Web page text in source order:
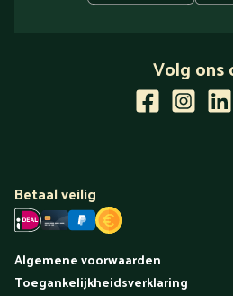
Volg ons
Betaal veilig
Algemene voorwaarden
Toegankelijkheidsverklaring